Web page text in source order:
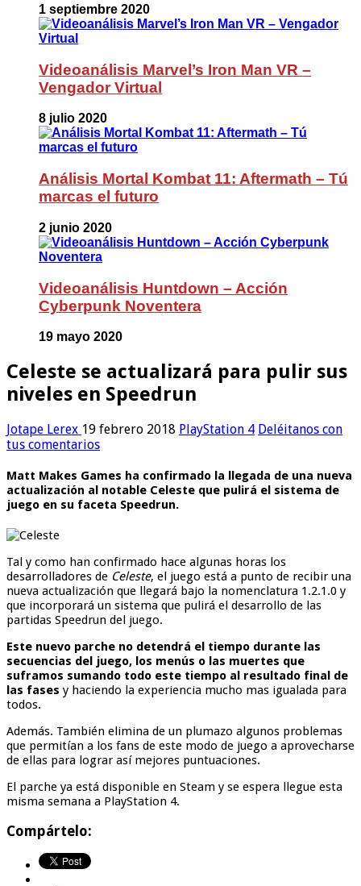
1 septiembre 2020
Videoanálisis Marvel’s Iron Man VR –
Vengador Virtual
8 julio 2020
Análisis Mortal Kombat 11: Aftermath – Tú
marcas el futuro
2 junio 2020
Videoanálisis Huntdown – Acción
Cyberpunk Noventera
19 mayo 2020
Celeste se actualizará para pulir sus
niveles en Speedrun
Jotape Lerex 19 febrero 2018 PlayStation 4 Deléitanos con
tus comentarios
Matt Makes Games ha confirmado la llegada de una nueva
actualización al notable Celeste que pulirá el sistema de
juego en su faceta Speedrun.
Tal y como han confirmado hace algunas horas los
desarrolladores de Celeste, el juego está a punto de recibir una
nueva actualización que llegará bajo la nomenclatura 1.2.1.0 y
que incorporará un sistema que pulirá el desarrollo de las
partidas Speedrun del juego.
Este nuevo parche no detendrá el tiempo durante las
secuencias del juego, los menús o las muertes que
suframos sumando todo este tiempo al resultado final de
las fases y haciendo la experiencia mucho mas igualada para
todos.
Además. También elimina de un plumazo algunos problemas
que permitían a los fans de este modo de juego a aprovecharse
de ellas para lograr así mejores puntuaciones.
El parche ya está disponible en Steam y se espera llegue esta
misma semana a PlayStation 4.
Compártelo: